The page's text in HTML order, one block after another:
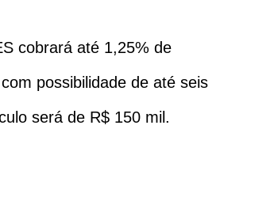
cobrará até 1,25% de
possibilidade de até seis
será de R$ 150 mil.